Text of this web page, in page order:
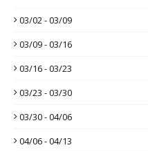
03/02 - 03/09
03/09 - 03/16
03/16 - 03/23
03/23 - 03/30
03/30 - 04/06
04/06 - 04/13